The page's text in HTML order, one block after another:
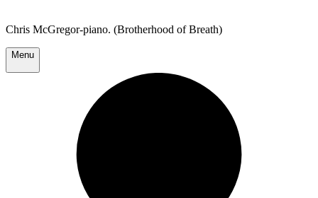
Chris McGregor-piano. (Brotherhood of Breath)
Menu